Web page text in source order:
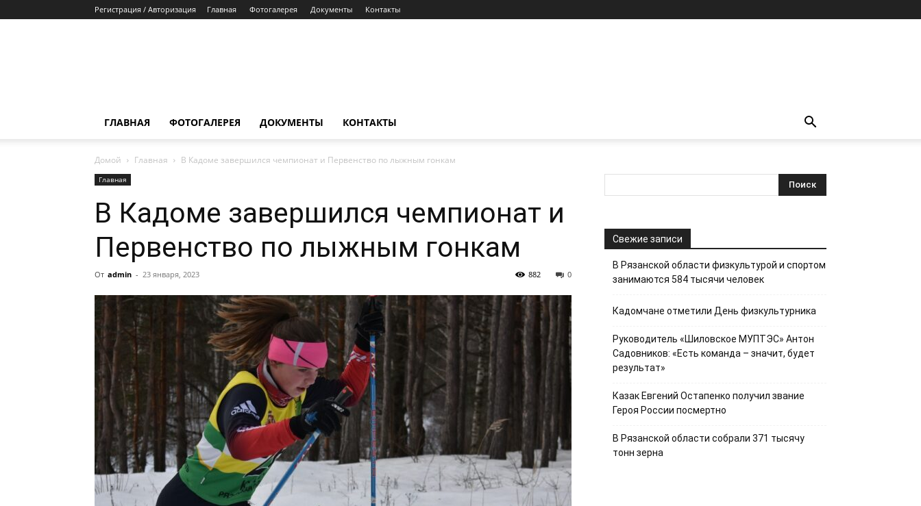
Регистрация / Авторизация Главная Фотогалерея Документы Контакты
ГЛАВНАЯ ФОТОГАЛЕРЕЯ ДОКУМЕНТЫ КОНТАКТЫ
Домой Главная В Кадоме завершился чемпионат и Первенство по лыжным гонкам
Главная
В Кадоме завершился чемпионат и
Первенство по лыжным гонкам
От admin - 23 января, 2023 0
882
Свежие записи
В Рязанской области физкультурой и спортом
занимаются 584 тысячи человек
Кадомчане отметили День физкультурника
Руководитель «Шиловское МУПТЭС» Антон
Садовников: «Есть команда – значит, будет
результат»
Казак Евгений Остапенко получил звание
Героя России посмертно
В Рязанской области собрали 371 тысячу
тонн зерна